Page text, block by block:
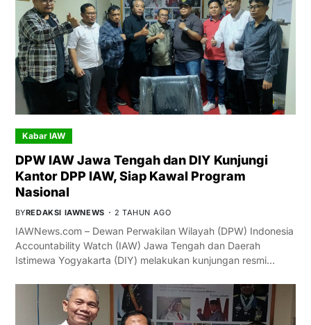
Kabar IAW
DPW IAW Jawa Tengah dan DIY Kunjungi
Kantor DPP IAW, Siap Kawal Program
Nasional
BYREDAKSI IAWNEWS 2 TAHUN AGO
IAWNews.com – Dewan Perwakilan Wilayah (DPW) Indonesia
Accountability Watch (IAW) Jawa Tengah dan Daerah
Istimewa Yogyakarta (DIY) melakukan kunjungan resmi…